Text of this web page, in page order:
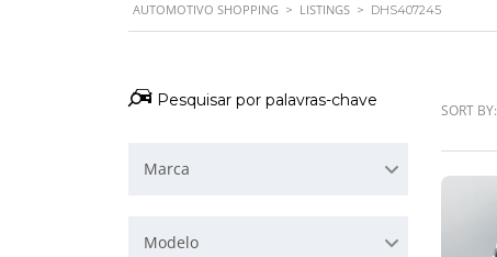
AUTOMOTIVO SHOPPING > LISTINGS > DHS407245
Marca
Modelo
SORT BY: